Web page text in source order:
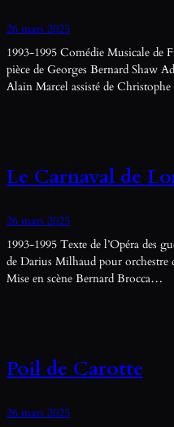
26 mars 2025
1993-1995 Comédie Musicale de
pièce de Georges Bernard Shaw
Alain Marcel assisté de
Le Carnaval de
26 mars 2025
1993-1995 Texte de l’Opéra des
de Darius Milhaud pour orchestre
Mise en scène Bernard Brocca…
Poil de Carotte
26 mars 2025